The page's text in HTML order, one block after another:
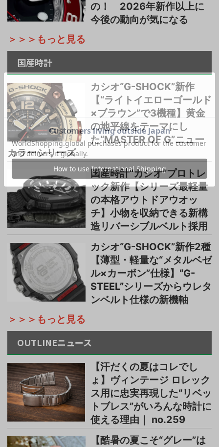
の！ 2026年新作以上に
今後の動向が気になる
＞＞＞もっと見る
国産時計
カシオ“G-SHOCK”新作
【“ライトイエローゴールド
×ブラウン”で3機種】黄金
の地平線をテーマにし
た“MASTER OF G”ニュー
カラーシリーズ
国産時計“カシオ”プロトレ
ック新作【シリーズ最軽量
の本格アウトドアウオッ
チ】小物を収納できる新構
造リバーシブルベルト採用
カシオ“G-SHOCK”新作2種
【薄型・軽量な“メタルベゼ
ル×カーボン”仕様】“G-
STEEL”シリーズからウレタ
ンベルト仕様の新機軸
＞＞＞もっと見る
OUTLINEニュース
【汗だくの夏はコレでし
ょ】ヴィンテージ ロレック
ス用に忠実再現した“リベッ
トブレス”がいろんな時計に
使える理由｜ no.259
【酷暑の夏こそ“グレー”は